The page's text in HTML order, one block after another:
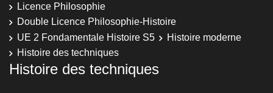
Licence Philosophie
Double Licence Philosophie-Histoire
UE 2 Fondamentale Histoire S5
Histoire moderne
Histoire des techniques
Histoire des techniques